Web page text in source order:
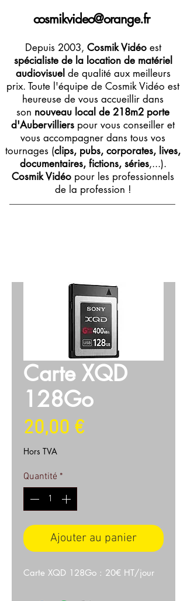
cosmikvideo@orange.fr
Depuis 2003, Cosmik Vidéoest
spécialiste de la location de matériel
audiovisuel de qualité aux meilleurs
prix. Toute l'équipe de Cosmik Vidéo est
heureuse de vous accueillir dans
son nouveau local de 218m2 porte
d'Aubervilliers pour vous conseiller et
vous accompagner dans tous vos
tournages (clips, pubs, corporates, lives,
documentaires, fictions, séries,...).
Cosmik Vidéo pour les professionnels
de la profession !
Carte XQD
128Go
20,00 €Prix
Hors TVA
Quantité *
Ajouter au panier
Carte XQD 128Go : 20€ HT/jour